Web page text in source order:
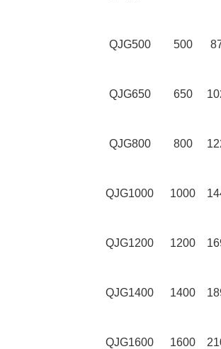
QJG500 500
QJG650 650
QJG800 800
QJG1000 1000
QJG1200 1200
QJG1400 1400
QJG1600 1600